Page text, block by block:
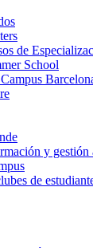
de
School
y gestión
de